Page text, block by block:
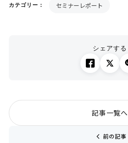
カテゴリー： セミナーレポート
シェアする
chevron_left 前の記事
記事一覧へ